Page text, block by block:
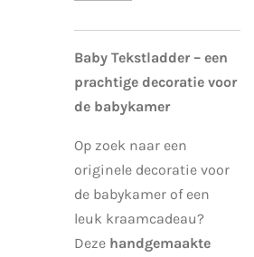
Baby Tekstladder – een
prachtige decoratie voor
de babykamer
Op zoek naar een
originele decoratie voor
de babykamer of een
leuk kraamcadeau?
Deze handgemaakte